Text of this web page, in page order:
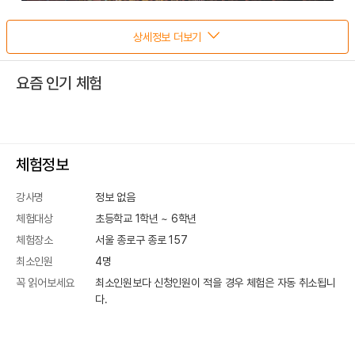
상세정보 더보기
요즘 인기 체험
체험정보
강사명
정보 없음
체험대상
초등학교 1학년 ~ 6학년
체험장소
서울 종로구 종로 157
최소인원
4명
꼭 읽어보세요
최소인원보다 신청인원이 적을 경우 체험은 자동 취소됩니
다.